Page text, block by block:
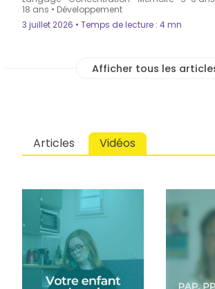
18 ans • Développement
3 juillet 2026 • Temps de lecture : 4 mn
Articles Vidéos